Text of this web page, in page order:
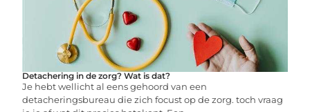
Detachering in de zorg? Wat is dat?
Je hebt wellicht al eens gehoord van een
detacheringsbureau die zich focust op de zorg. toch vraag